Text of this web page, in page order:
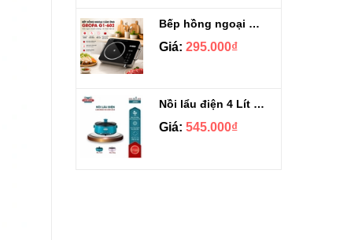
Bếp hồng ngoại cảm ứng Gropa G1-602
Giá: 295.000₫
Nồi lẩu điện 4 Lít Ladomax HA-238
Giá: 545.000₫